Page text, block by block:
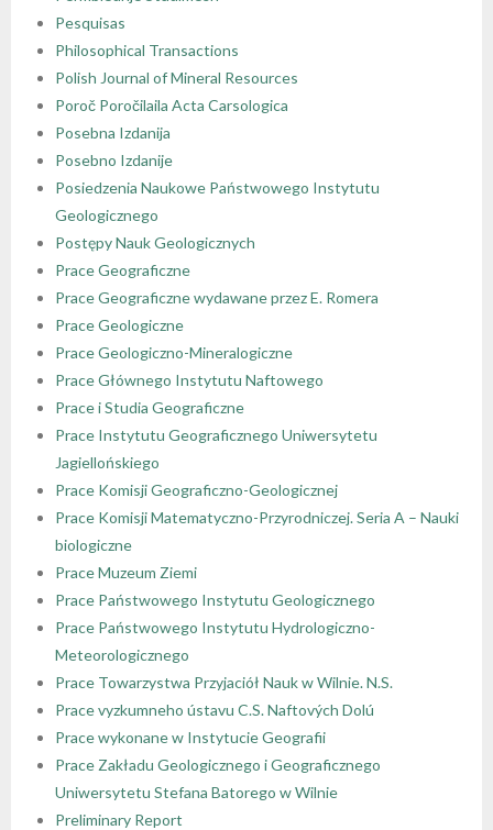
Pesquisas
Philosophical Transactions
Polish Journal of Mineral Resources
Poroč Poročilaila Acta Carsologica
Posebna Izdanija
Posebno Izdanije
Posiedzenia Naukowe Państwowego Instytutu
Geologicznego
Postępy Nauk Geologicznych
Prace Geograficzne
Prace Geograficzne wydawane przez E. Romera
Prace Geologiczne
Prace Geologiczno-Mineralogiczne
Prace Głównego Instytutu Naftowego
Prace i Studia Geograficzne
Prace Instytutu Geograficznego Uniwersytetu
Jagiellońskiego
Prace Komisji Geograficzno-Geologicznej
Prace Komisji Matematyczno-Przyrodniczej. Seria A – Nauki
biologiczne
Prace Muzeum Ziemi
Prace Państwowego Instytutu Geologicznego
Prace Państwowego Instytutu Hydrologiczno-
Meteorologicznego
Prace Towarzystwa Przyjaciół Nauk w Wilnie. N.S.
Prace vyzkumneho ústavu C.S. Naftových Dolú
Prace wykonane w Instytucie Geografii
Prace Zakładu Geologicznego i Geograficznego
Uniwersytetu Stefana Batorego w Wilnie
Preliminary Report